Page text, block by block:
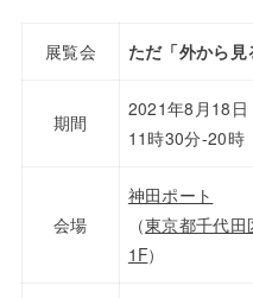
展覧会 ただ「外から見
期間
2021年8月18日
11時30分-20
会場
神田ポート
（東京都千代
1F）